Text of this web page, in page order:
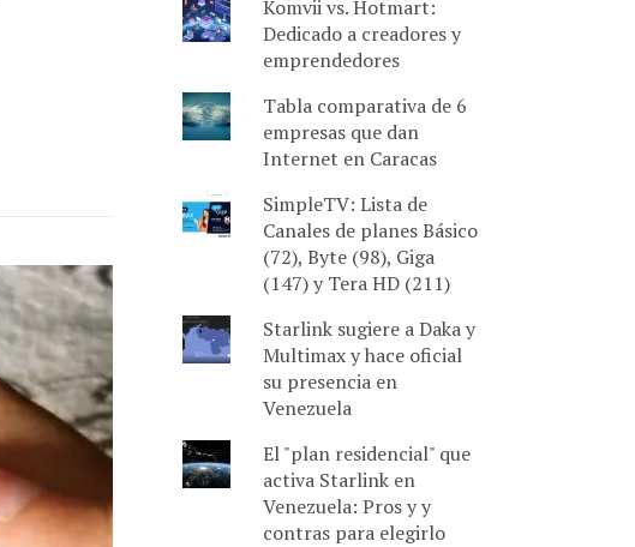
Komvii vs. Hotmart:
Dedicado a creadores y
emprendedores
Tabla comparativa de 6
empresas que dan
Internet en Caracas
SimpleTV: Lista de
Canales de planes Básico
(72), Byte (98), Giga
(147) y Tera HD (211)
Starlink sugiere a Daka y
Multimax y hace oficial
su presencia en
Venezuela
El "plan residencial" que
activa Starlink en
Venezuela: Pros y y
contras para elegirlo